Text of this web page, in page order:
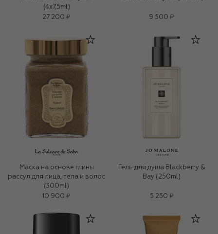
(4x7,5ml)
27 200 ₽
9 500 ₽
Маска на основе глины
рассул для лица, тела и волос
(300ml)
10 900 ₽
Гель для душа Blackberry &
Bay (250ml)
5 250 ₽